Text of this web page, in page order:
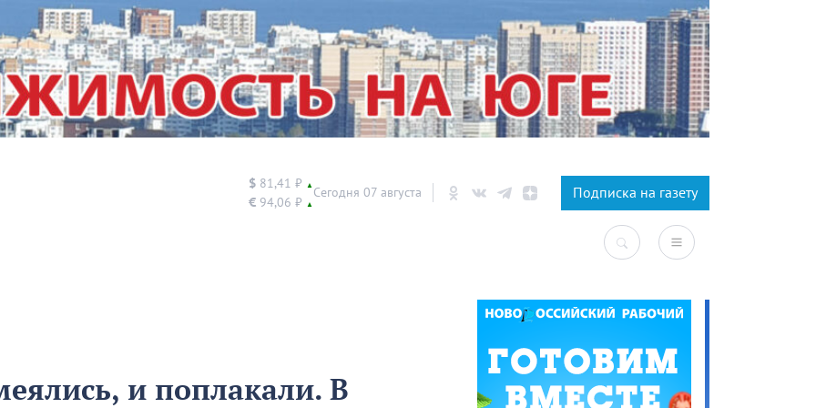
$ 81,41 ₽ ▲
€ 94,06 ₽ ▲
Сегодня 07 августа Подписка на газету
и поплакали. В